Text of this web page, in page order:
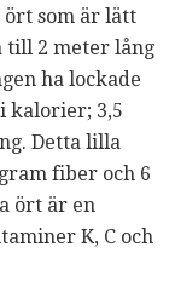
som är lätt
till 2 meter lång
ha lockade
kalorier; 3,5
Detta lilla
fiber och 6
ört är en
K, C och